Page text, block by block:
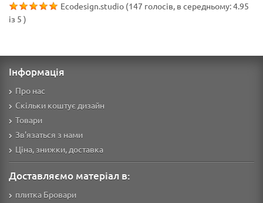
Ecodesign.studio (147 голосів, в середньому:4.95
із 5 )
Інформація
Про нас
Скільки коштує дизайн
Товари
Зв'язаться з нами
Ціна, знижки, доставка
Доставляємо матеріал в:
плитка Бровари